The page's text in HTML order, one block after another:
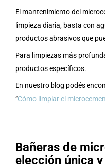
El mantenimiento del
limpieza diaria, basta con
productos abrasivos que
Para limpiezas más
productos específicos.
En nuestro blog podés
“Cómo limpiar el
Bañeras de
elección única